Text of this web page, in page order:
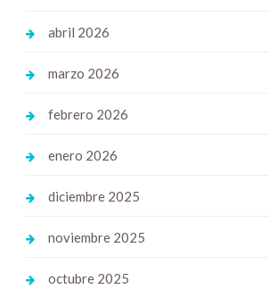
abril 2026
marzo 2026
febrero 2026
enero 2026
diciembre 2025
noviembre 2025
octubre 2025